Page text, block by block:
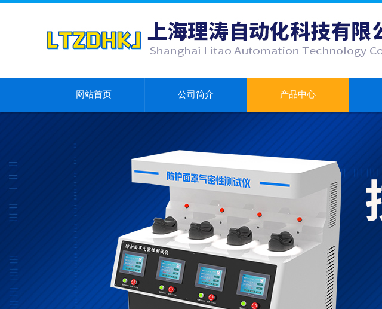
网站首页 公司简介 产品中心